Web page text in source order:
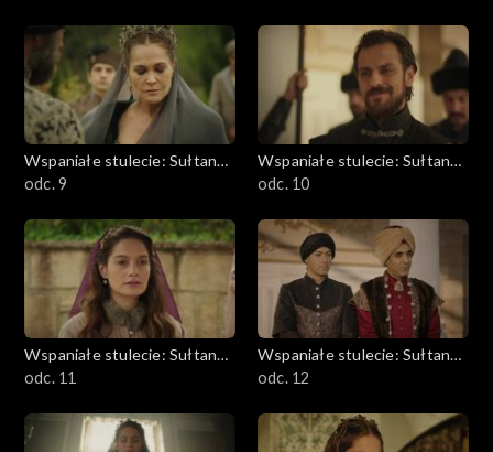
Wspaniałe stulecie: Sułtanka
Kösem
odc. 9
Wspaniałe stulecie: Sułtanka
Kösem
odc. 10
Wspaniałe stulecie: Sułtanka
Kösem
odc. 11
Wspaniałe stulecie: Sułtanka
Kösem
odc. 12